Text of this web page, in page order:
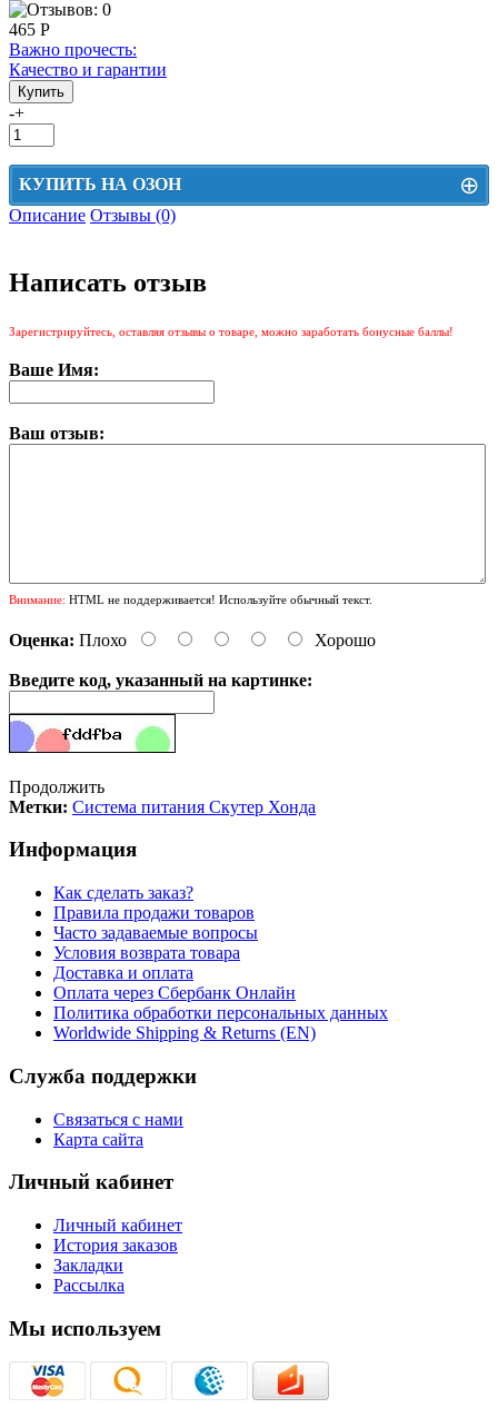
465 Р
Важно прочесть:
Качество и гарантии
-+
КУПИТЬ НА ОЗОН ⊕
Цена на Озон включает доставку, упаковку и комиссии маркетплейса
перейдите по ссылке ниже.
Описание Отзывы (0)
Написать отзыв
Зарегистрируйтесь, оставляя отзывы о товаре, можно заработать бонусные баллы!
Ваше Имя:
Ваш отзыв:
Внимание: HTML не поддерживается! Используйте обычный текст.
Оценка: Плохо Хорошо
Введите код, указанный на картинке:
Продолжить
Метки: Система питания Скутер Хонда
Информация
Как сделать заказ?
Правила продажи товаров
Часто задаваемые вопросы
Условия возврата товара
Доставка и оплата
Оплата через Сбербанк Онлайн
Политика обработки персональных данных
Worldwide Shipping & Returns (EN)
Служба поддержки
Связаться с нами
Карта сайта
Личный кабинет
Личный кабинет
История заказов
Закладки
Рассылка
Мы используем